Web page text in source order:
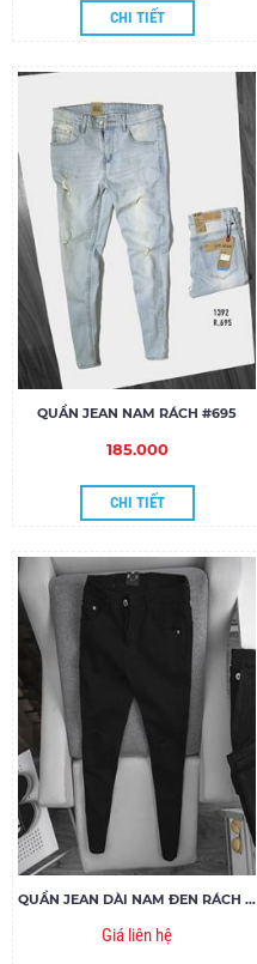
CHI TIẾT
QUẦN JEAN NAM RÁCH #695
185.000
CHI TIẾT
QUẦN JEAN DÀI NAM ĐEN RÁCH GỐI ZIPPER
Giá liên hệ